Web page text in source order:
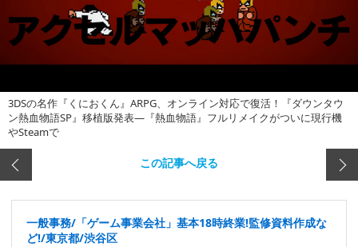
3DSの名作『くにおくん』ARPG、オンライン対応で復活！『ダウンタウ
ン熱血物語SP』移植版発表―『熱血物語』フルリメイクがついに現行機
やSteamで
この記事へ戻る
一般事務/「ゲーム事業会社」基本18時終業!監修資料作成な
ど!/東京都/渋谷区